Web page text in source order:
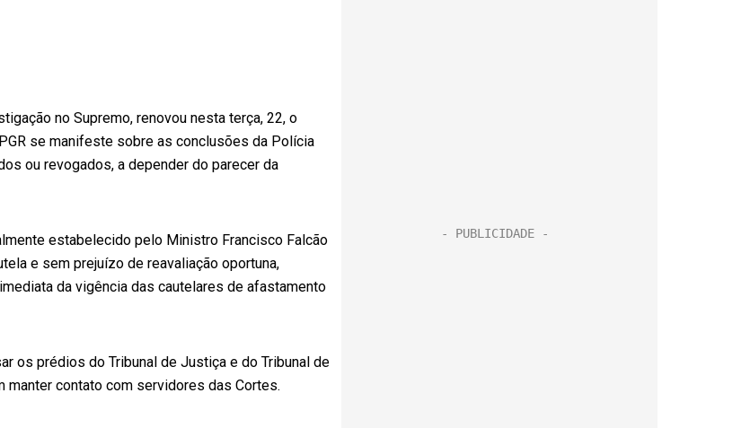
no Supremo, renovou nesta terça, 22, o
se manifeste sobre as conclusões da Polícia
ou revogados, a depender do parecer da
estabelecido pelo Ministro Francisco Falcão
e sem prejuízo de reavaliação oportuna,
da vigência das cautelares de afastamento
os prédios do Tribunal de Justiça e do Tribunal de
contato com servidores das Cortes.